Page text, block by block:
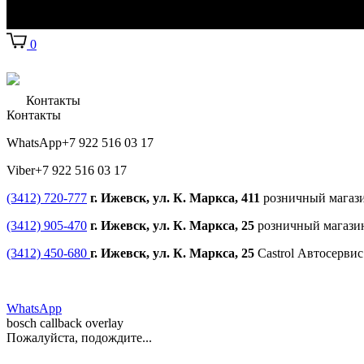
0
Контакты
Контакты
WhatsApp+7 922 516 03 17
Viber+7 922 516 03 17
(3412) 720-777 г. Ижевск, ул. К. Маркса, 411 розничный
(3412) 905-470 г. Ижевск, ул. К. Маркса, 25 розничный
(3412) 450-680 г. Ижевск, ул. К. Маркса, 25 Castrol Автосервис
WhatsApp
bosch callback overlay
Пожалуйста, подождите...